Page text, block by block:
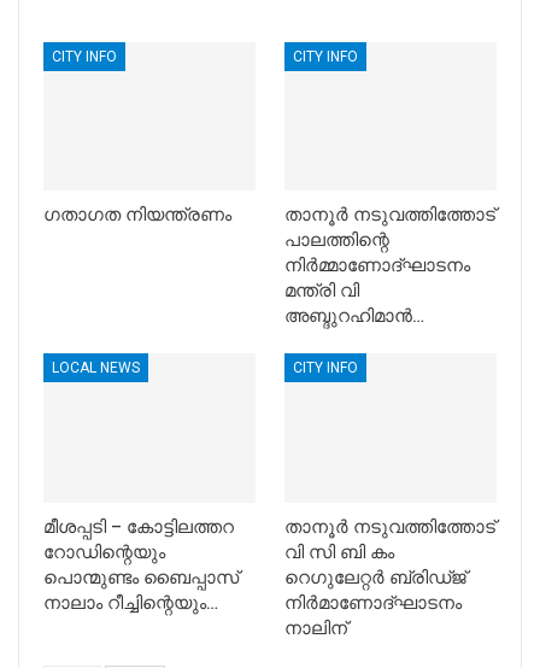
CITY INFO
ഗതാഗത നിയന്ത്രണം
CITY INFO
താനൂര്‍ നടുവത്തിത്തോട്
പാലത്തിന്റെ
നിര്‍മ്മാണോദ്ഘാടനം
മന്ത്രി വി
അബ്ദുറഹിമാന്‍…
LOCAL NEWS
മീശപ്പടി – കോട്ടിലത്തറ
റോഡിന്റെയും
പൊന്മുണ്ടം ബൈപ്പാസ്
നാലാം റീച്ചിന്റെയും…
CITY INFO
താനൂര്‍ നടുവത്തിത്തോട്
വി സി ബി കം
റെഗുലേറ്റര്‍ ബ്രിഡ്ജ്
നിര്‍മാണോദ്ഘാടനം
നാലിന്